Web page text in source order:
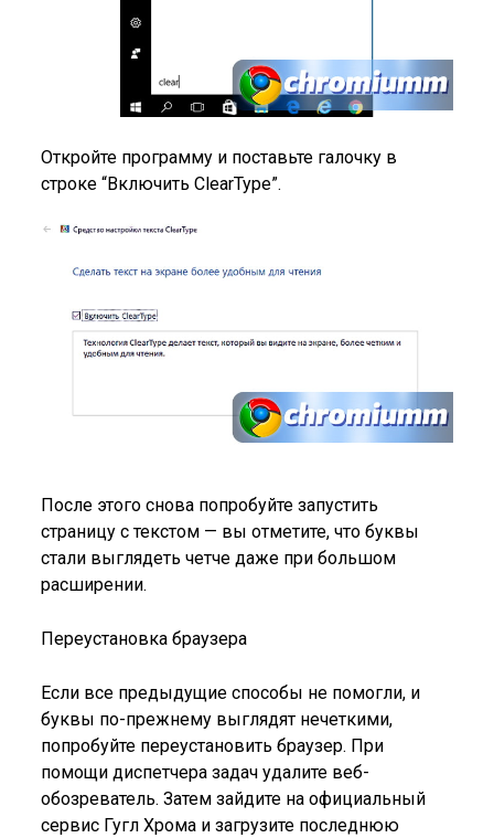
Откройте программу и поставьте галочку в
строке “Включить ClearType”.
После этого снова попробуйте запустить
страницу с текстом — вы отметите, что буквы
стали выглядеть четче даже при большом
расширении.
Переустановка браузера
Если все предыдущие способы не помогли, и
буквы по-прежнему выглядят нечеткими,
попробуйте переустановить браузер. При
помощи диспетчера задач удалите веб-
обозреватель. Затем зайдите на официальный
сервис Гугл Хрома и загрузите последнюю